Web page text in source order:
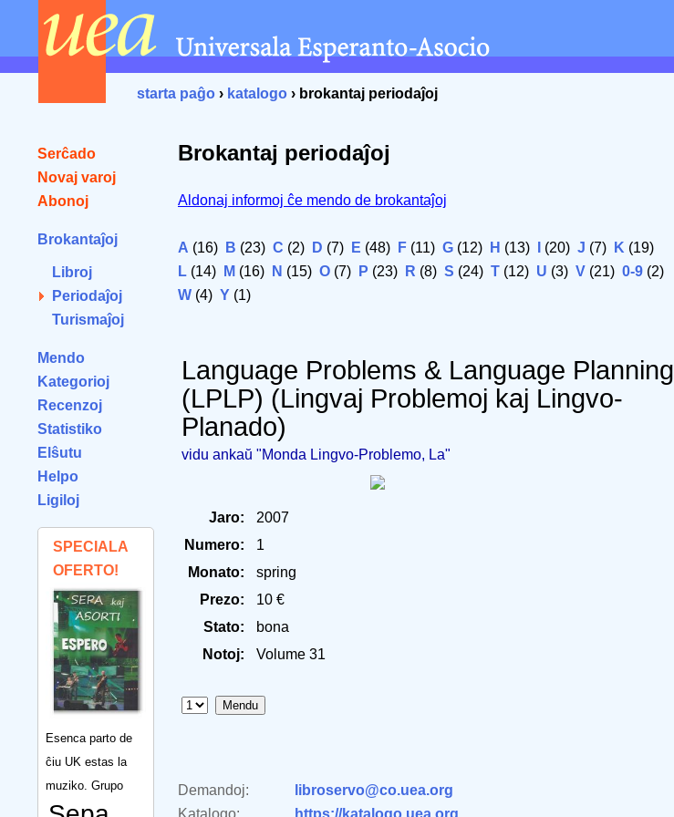
starta paĝo › katalogo › brokantaj periodaĵoj
Serĉado
Novaj varoj
Abonoj
Brokantaĵoj
Libroj
Periodaĵoj
Turismaĵoj
Mendo
Kategorioj
Recenzoj
Statistiko
Elŝutu
Helpo
Ligiloj
SPECIALA
OFERTO!
Esenca parto de
ĉiu UK estas la
muziko. Grupo
Brokantaj periodaĵoj
Aldonaj informoj ĉe mendo de brokantaĵoj
A (16) B (23) C (2) D (7) E (48) F (11) G (12) H (13) (20) J (7) K (19)
L (14) M (16) N (15) O (7) P (23) R (8) S (24) T (12) U (3) V (21) 0-9 (2)
W (4) Y (1)
Language Problems & Language Planning
(LPLP) (Lingvaj Problemoj kaj Lingvo-
Planado)
vidu ankaŭ "Monda Lingvo-Problemo, La"
Jaro:
2007
Numero:
1
Monato:
spring
Prezo:
10 €
Stato:
bona
Notoj:
Volume 31
Demandoj:
libroservo@co.uea.org
Katalogo:
https://katalogo.uea.org